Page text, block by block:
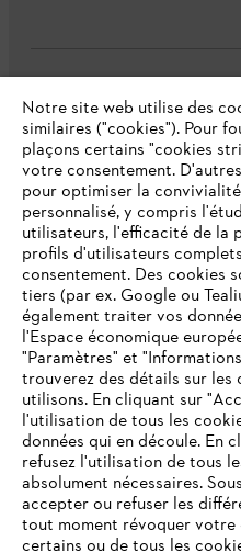
L'Entreprise
Questions fréquentes
Service
Politique de protection des
Mentions légales
Informations juridiques
VOTRE
N'EST PLUS
Vous utilisez un navigateur
en charge, et certaines
peuvent fonctionner
optimale de notre site, nous
Notre site web utilise des
similaires ("cookies"). Pour
plaçons certains "cookies
votre consentement.
pour optimiser la
personnalisé, y compris
utilisateurs, l'efficacité de la
profils d'utilisateurs
consentement. Des cookies
tiers (par ex. Google ou
également traiter vos
l'Espace économique
"Paramètres" et
trouverez des détails sur les
utilisons. En cliquant sur
l'utilisation de tous les
données qui en découle. En
refusez l'utilisation de tous
absolument nécessaires.
accepter ou refuser les
tout moment révoquer
certains ou de tous les